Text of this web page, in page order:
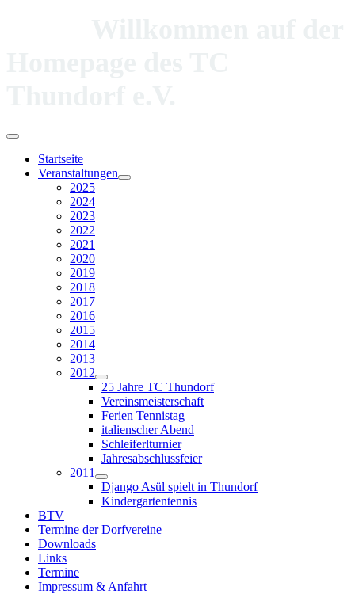
Startseite
Veranstaltungen
2025
2024
2023
2022
2021
2020
2019
2018
2017
2016
2015
2014
2013
2012
25 Jahre TC Thundorf
Vereinsmeisterschaft
Ferien Tennistag
italienscher Abend
Schleiferlturnier
Jahresabschlussfeier
2011
Django Asül spielt in Thundorf
Kindergartentennis
BTV
Termine der Dorfvereine
Downloads
Links
Termine
Impressum & Anfahrt